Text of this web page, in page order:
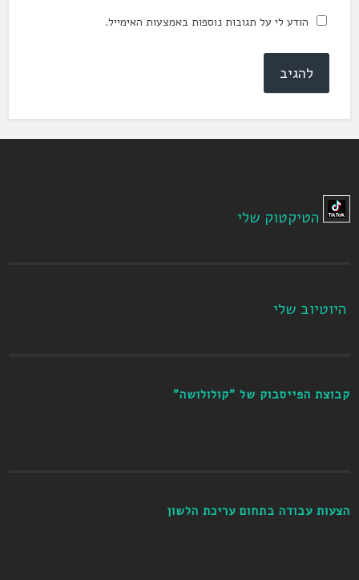
הודע לי על תגובות נוספות באמצעות האימייל.
הטיקטוק שלי
היוטיוב שלי
קבוצת הפייסבוק של "קולולושה"
הצעות עבודה בתחום עריכת הלשון